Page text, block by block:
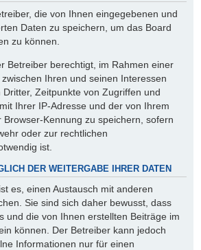
die von Ihnen eingegebenen und
Daten zu speichern, um das Board
zu können.
Betreiber berechtigt, im Rahmen einer
Ihren und seinen Interessen
Zeitpunkte von Zugriffen und
Ihrer IP-Adresse und der von Ihrem
Browser-Kennung zu speichern, sofern
oder zur rechtlichen
ist.
DER WEITERGABE IHRER DATEN
es, einen Austausch mit anderen
Sie sind sich daher bewusst, dass
und die von Ihnen erstellten Beiträge im
können. Der Betreiber kann jedoch
Informationen nur für einen